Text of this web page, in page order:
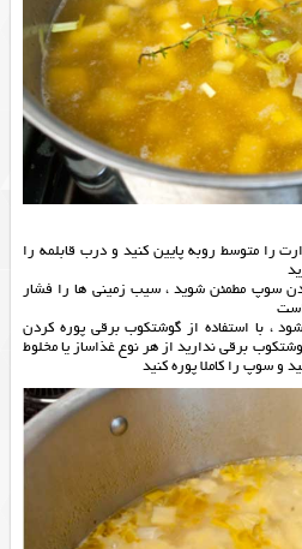
را متوسط روبه پایین کنید و درب قابلمه را
سوپ مطمئن شوید ، سیب زمینی ها را فشار
، با استفاده از گوشتکوب برقی پوره کردن
برقی ندارید از هر نوع غذاساز یا مخلوط
و سوپ را کاملا پوره کنید